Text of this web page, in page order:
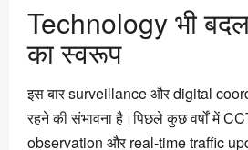
Technology भी बदल
का स्वरूप
इस बार surveillance और digital
रहने की संभावना है।पिछले कुछ वर्षों में
observation और real-time traffic